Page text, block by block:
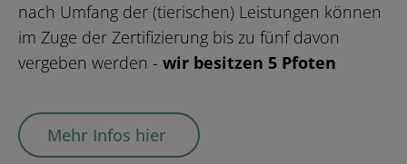
nach Umfang der (tierischen) Leistungen können
im Zuge der Zertifizierung bis zu fünf davon
vergeben werden - wir besitzen 5 Pfoten
Mehr Infos hier